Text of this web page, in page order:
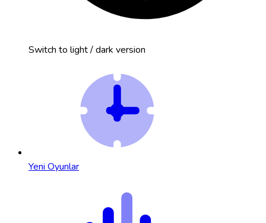
Switch to light / dark version
Yeni Oyunlar